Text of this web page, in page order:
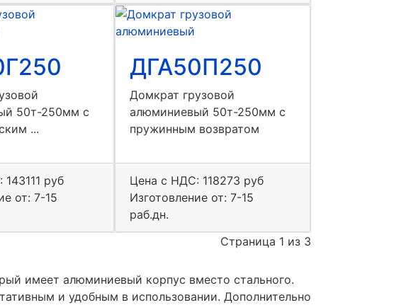
50т-250мм с
...
143111 руб
от: 7-15
ДГА50П250
Домкрат грузовой
алюминиевый 50т-250мм с
пружинным возвратом
Цена с НДС: 118273 руб
Изготовление от: 7-15
раб.дн.
Страница 1 из 3
имеет алюминиевый корпус вместо стального.
и удобным в использовании. Дополнительно